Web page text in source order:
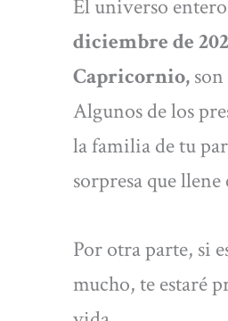
El universo
diciembre de
Capricornio,
Algunos de los
la familia de tu
sorpresa que
Por otra parte, si
mucho, te estaré